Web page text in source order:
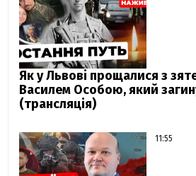
Як у Львові прощалися з
Василем Особою, який
(трансляція)
11:55